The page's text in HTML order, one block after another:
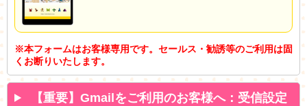
※本フォームはお客様専用です。セールス・勧誘等のご利用は固
くお断りいたします。
【重要】Gmailをご利用のお客様へ：受信設定